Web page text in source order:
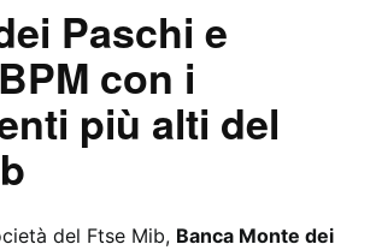
Paschi e
con i
più alti del
del Ftse Mib, Banca Monte dei